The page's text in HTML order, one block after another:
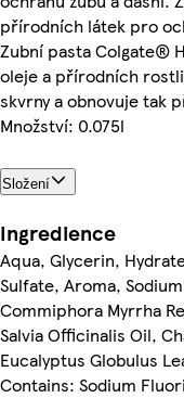
přírodních látek pro
Zubní pasta Colgate®
oleje a přírodních
skvrny a obnovuje tak
Množství: 0.075l
Složení
Ingredience
Aqua, Glycerin,
Sulfate, Aroma,
Commiphora Myrrha
Salvia Officinalis Oil,
Eucalyptus Globulus
Contains: Sodium